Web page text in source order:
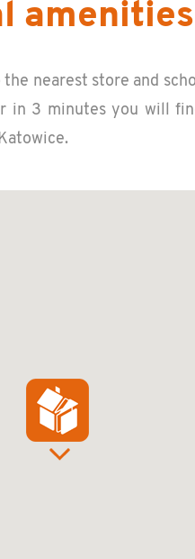
amenities
near­est store and
in 3 min­utes you will